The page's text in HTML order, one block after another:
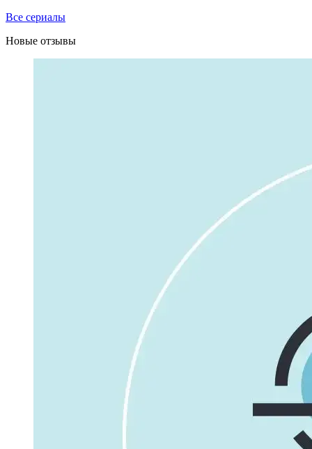
Все сериалы
Новые отзывы